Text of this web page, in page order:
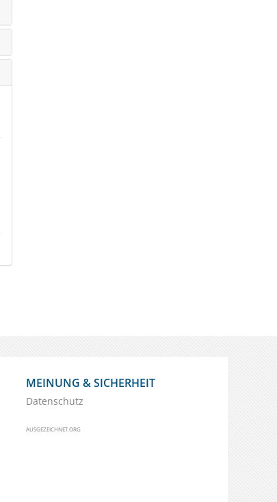
MEINUNG & SICHERHEIT
Datenschutz
AUSGEZEICHNET.ORG